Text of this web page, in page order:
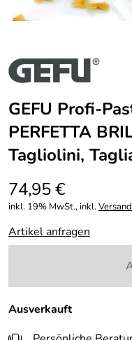
GEFU Profi-
PERFETTA
Tagliolini,
74,95 €
inkl. 19% MwSt., inkl.
Artikel anfragen
Ausverkauft